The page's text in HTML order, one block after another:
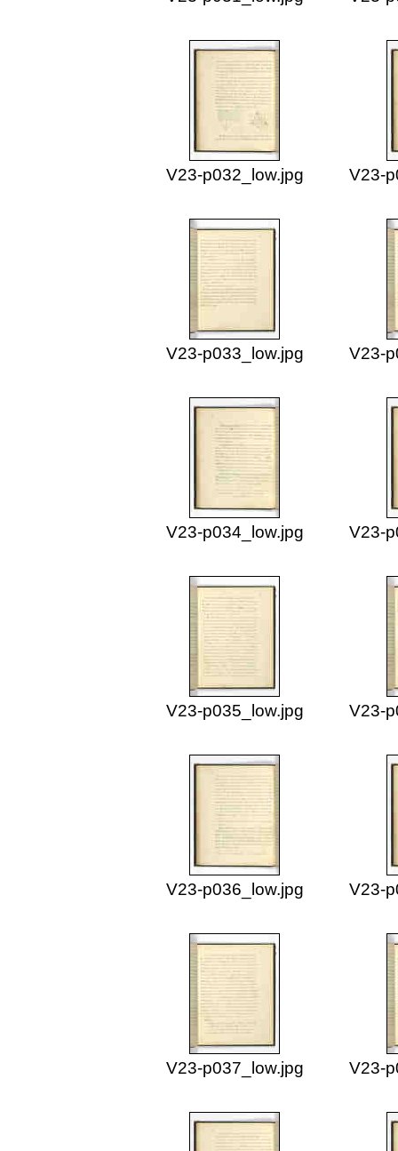
V23-p032_low.jpg V23-
V23-p033_low.jpg V23-
V23-p034_low.jpg V23-
V23-p035_low.jpg V23-
V23-p036_low.jpg V23-
V23-p037_low.jpg V23-